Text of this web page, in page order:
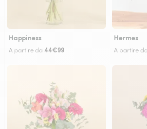
Happiness
A partire da 44€99
Hermes
A partire da